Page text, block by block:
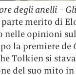
degli anelli –
merito di
nelle opinioni
la premiere de
Tolkien si
del suo mito